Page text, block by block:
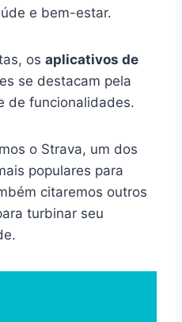
e bem-estar.
os aplicativos de
se destacam pela
de funcionalidades.
o Strava, um dos
populares para
citaremos outros
turbinar seu